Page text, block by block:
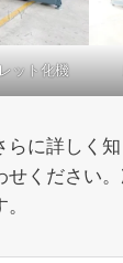
ット化機
らに詳しく
せください